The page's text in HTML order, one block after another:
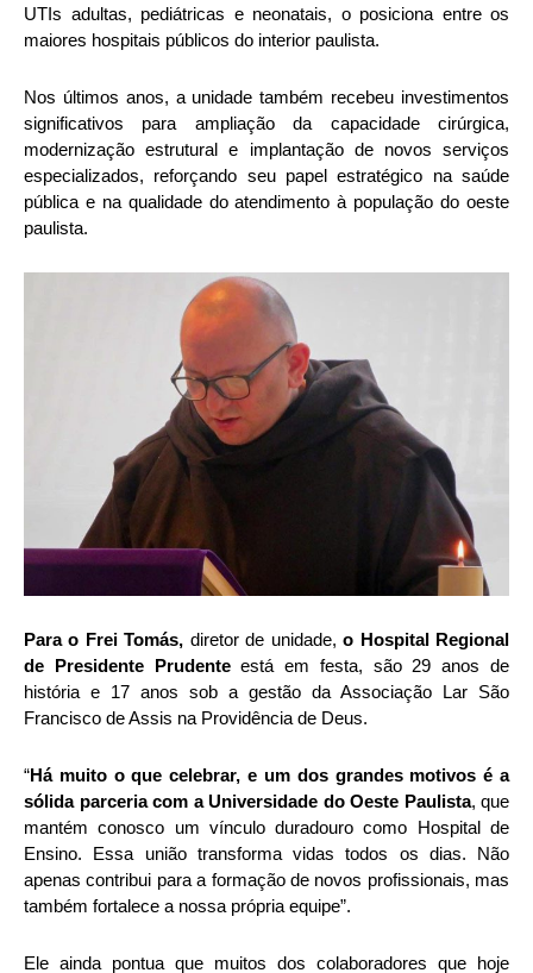
UTIs adultas, pediátricas e neonatais, o posiciona entre os
maiores hospitais públicos do interior paulista.
Nos últimos anos, a unidade também recebeu investimentos
significativos para ampliação da capacidade cirúrgica,
modernização estrutural e implantação de novos serviços
especializados, reforçando seu papel estratégico na saúde
pública e na qualidade do atendimento à população do oeste
paulista.
Para o Frei Tomás, diretor de unidade, o Hospital Regional
de Presidente Prudenteestá em festa, são 29 anos de
história e 17 anos sob a gestão da Associação Lar São
Francisco de Assis na Providência de Deus.
“Há muito o que celebrar, e um dos grandes motivos é a
sólida parceria com a Universidade do Oeste Paulista, que
mantém conosco um vínculo duradouro como Hospital de
Ensino. Essa união transforma vidas todos os dias. Não
apenas contribui para a formação de novos profissionais, mas
também fortalece a nossa própria equipe”.
Ele ainda pontua que muitos dos colaboradores que hoje